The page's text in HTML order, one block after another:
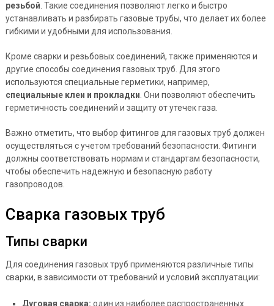
резьбой . Такие соединения позволяют легко и быстро
устанавливать и разбирать газовые трубы, что делает их более
гибкими и удобными для использования.
Кроме сварки и резьбовых соединений, также применяются и
другие способы соединения газовых труб. Для этого
используются специальные герметики, например,
специальные клеи и прокладки . Они позволяют обеспечить
герметичность соединений и защиту от утечек газа.
Важно отметить, что выбор фитингов для газовых труб должен
осуществляться с учетом требований безопасности. Фитинги
должны соответствовать нормам и стандартам безопасности,
чтобы обеспечить надежную и безопасную работу
газопроводов.
Сварка газовых труб
Типы сварки
Для соединения газовых труб применяются различные типы
сварки, в зависимости от требований и условий эксплуатации:
Дуговая сварка: один из наиболее распространенных